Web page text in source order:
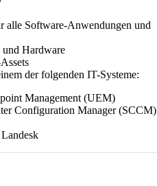
alle Software-Anwendungen und
Hardware
der folgenden IT-Systeme:
Management (UEM)
Configuration Manager (SCCM)